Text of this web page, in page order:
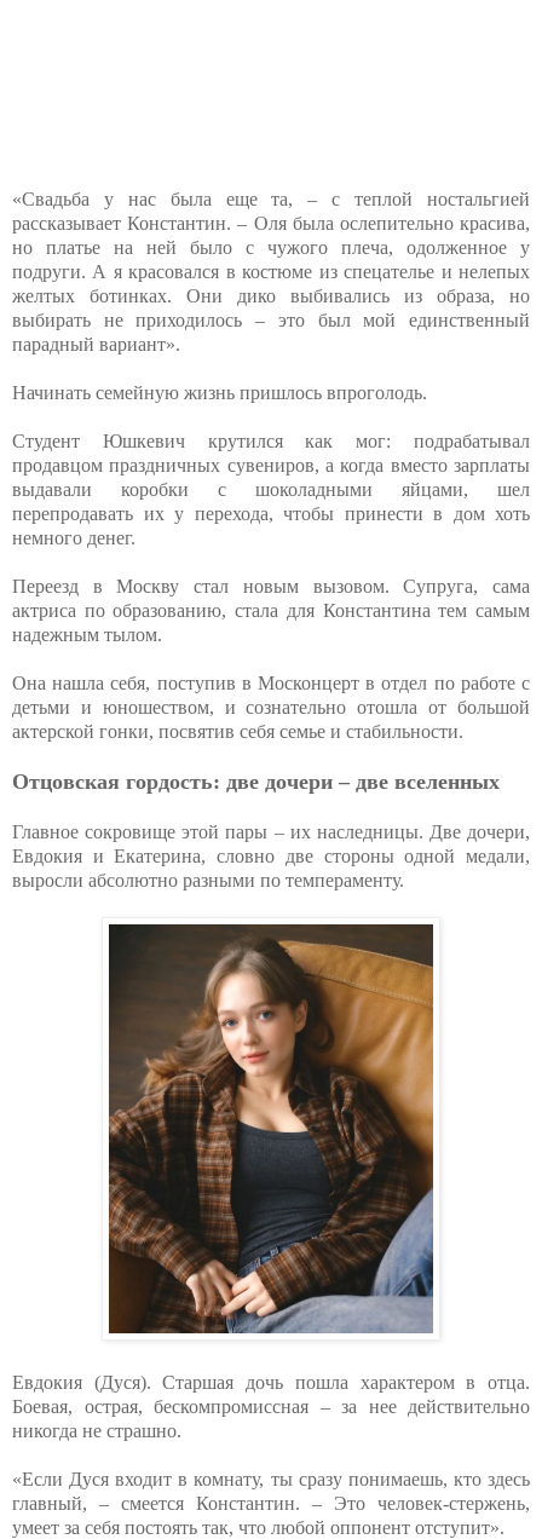
«Свадьба у нас была еще та, – с теплой ностальгией
рассказывает Константин. – Оля была ослепительно красива,
но платье на ней было с чужого плеча, одолженное у
подруги. А я красовался в костюме из спецателье и нелепых
желтых ботинках. Они дико выбивались из образа, но
выбирать не приходилось – это был мой единственный
парадный вариант».
Начинать семейную жизнь пришлось впроголодь.
Студент Юшкевич крутился как мог: подрабатывал
продавцом праздничных сувениров, а когда вместо зарплаты
выдавали коробки с шоколадными яйцами, шел
перепродавать их у перехода, чтобы принести в дом хоть
немного денег.
Переезд в Москву стал новым вызовом. Супруга, сама
актриса по образованию, стала для Константина тем самым
надежным тылом.
Она нашла себя, поступив в Москонцерт в отдел по работе с
детьми и юношеством, и сознательно отошла от большой
актерской гонки, посвятив себя семье и стабильности.
Отцовская гордость: две дочери – две вселенных
Главное сокровище этой пары – их наследницы. Две дочери,
Евдокия и Екатерина, словно две стороны одной медали,
выросли абсолютно разными по темпераменту.
Евдокия (Дуся). Старшая дочь пошла характером в отца.
Боевая, острая, бескомпромиссная – за нее действительно
никогда не страшно.
«Если Дуся входит в комнату, ты сразу понимаешь, кто здесь
главный, – смеется Константин. – Это человек-стержень,
умеет за себя постоять так, что любой оппонент отступит».